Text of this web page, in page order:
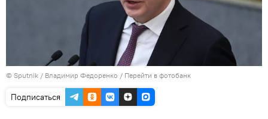
© Sputnik / Владимир Федоренко / Перейти в фотобанк
Подписаться